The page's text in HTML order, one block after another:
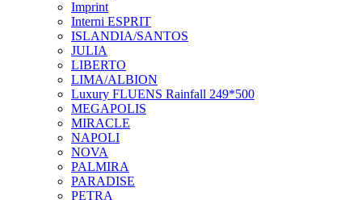
Imprint
Interni ESPRIT
ISLANDIA/SANTOS
JULIA
LIBERTO
LIMA/ALBION
Luxury FLUENS Rainfall 249*500
MEGAPOLIS
MIRACLE
NAPOLI
NOVA
PALMIRA
PARADISE
PETRA